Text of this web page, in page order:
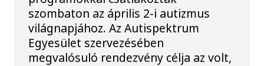
szombaton az április 2-i autizmus
világnapjához. Az Autispektrum
Egyesület szervezésében
megvalósuló rendezvény célja az volt,